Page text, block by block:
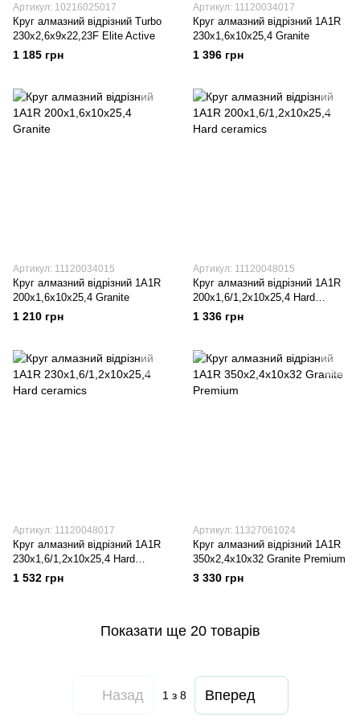
Артикул: 10216025017
Круг алмазний вiдрiзний Turbo
230x2,6x9x22,23F Elite Active
1 185 грн
Артикул: 11120034017
Круг алмазний вiдрiзний 1A1R
230x1,6x10x25,4 Granite
1 396 грн
Артикул: 11120034015
Круг алмазний вiдрiзний 1A1R
200x1,6x10x25,4 Granite
1 210 грн
Артикул: 11120048015
Круг алмазний вiдрiзний 1A1R
200x1,6/1,2x10x25,4 Hard
ceramics
1 336 грн
Артикул: 11120048017
Круг алмазний вiдрiзний 1A1R
230x1,6/1,2x10x25,4 Hard
ceramics
1 532 грн
Артикул: 11327061024
Круг алмазний вiдрiзний 1A1R
350x2,4x10x32 Granite Premium
3 330 грн
Показати ще 20 товарів
Назад 1 з 8 Вперед